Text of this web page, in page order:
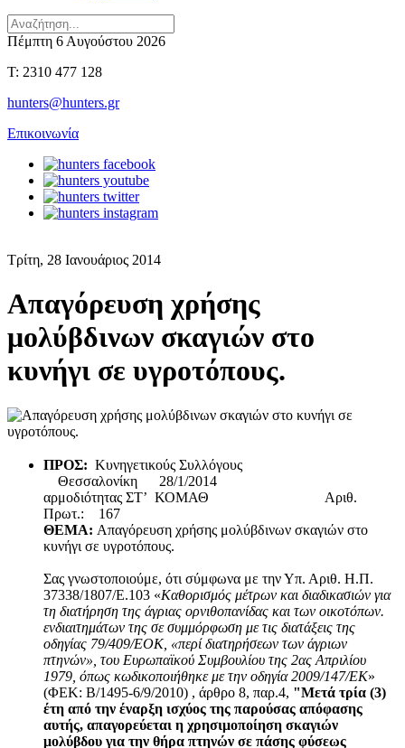
Πέμπτη 6 Αυγούστου 2026
T: 2310 477 128
hunters@hunters.gr
Επικοινωνία
Τρίτη, 28 Ιανουάριος 2014
Απαγόρευση χρήσης
μολύβδινων σκαγιών στο
κυνήγι σε υγροτόπους.
ΠΡΟΣ: Κυνηγετικούς Συλλόγους
Θεσσαλονίκη 28/1/2014
αρμοδιότητας ΣΤ’ ΚΟΜΑΘ Αριθ.
Πρωτ.: 167
ΘΕΜΑ: Απαγόρευση χρήσης μολύβδινων σκαγιών στο
κυνήγι σε υγροτόπους.
Σας γνωστοποιούμε, ότι σύμφωνα με την Υπ. Αριθ. Η.Π.
37338/1807/Ε.103 «Καθορισμός μέτρων και διαδικασιών για
τη διατήρηση της άγριας ορνιθοπανίδας και των οικοτόπων.
ενδιαιτημάτων της σε συμμόρφωση με τις διατάξεις της
οδηγίας 79/409/ΕΟΚ, «περί διατηρήσεων των άγριων
πτηνών», του Ευρωπαϊκού Συμβουλίου της 2ας Απριλίου
1979, όπως κωδικοποιήθηκε με την οδηγία 2009/147/ΕΚ»
(ΦΕΚ: Β/1495-6/9/2010) , άρθρο 8, παρ.4, "Μετά τρία (3)
έτη από την έναρξη ισχύος της παρούσας απόφασης
αυτής, απαγορεύεται η χρησιμοποίηση σκαγιών
μολύβδου για την θήρα πτηνών σε πάσης φύσεως